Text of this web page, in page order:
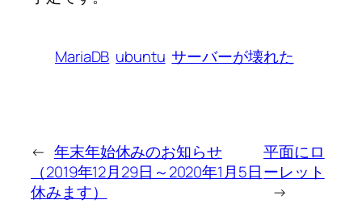
MariaDB ubuntu サーバーが壊れた
← 年末年始休みのお知らせ
（2019年12月29日～2020年1月5日
休みます）
平面にロ
ーレット
→